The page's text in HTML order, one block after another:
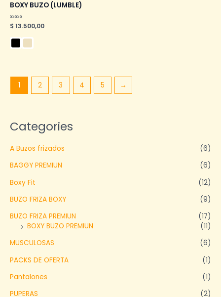
Categories
A Buzos frizados
(6)
BAGGY PREMIUN
(6)
Boxy Fit
(12)
BUZO FRIZA BOXY
(9)
BUZO FRIZA PREMIUN
(17)
BOXY BUZO PREMIUN
(11)
MUSCULOSAS
(6)
PACKS DE OFERTA
(1)
Pantalones
(1)
PUPERAS
(2)
BOXY BUZO (LUMBLE)
Valorado
en
0
de
5
$ 13.500,00
1 2 3 4 5 →